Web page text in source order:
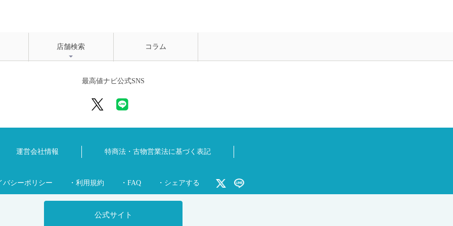
公式サイト
店舗検索 コラム
最高値ナビ公式SNS
運営会社情報 特商法・古物営業法に基づく表記
バシーポリシー ・利用規約 ・FAQ ・シェアする